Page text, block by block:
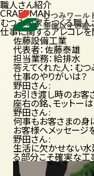
職人さん紹介
CRAFTMAN
むつみの家をつくる職人
仕事に関するアレコレ
佐藤設備工業
代表者：佐藤泰雄
担当業務：給排水
答えてくれた人：む
仕事のやりがいは？
野田さん :
お引き渡し時のお客
座右の銘、モットーは
野田さん :
何事もお客さまの身
お客様へメッセージ
野田さん :
生活に欠かせない水
る部分こそ確実な工